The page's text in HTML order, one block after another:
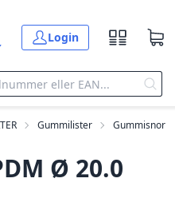
Login
Gummilister Gummisnor
Ø 20.0